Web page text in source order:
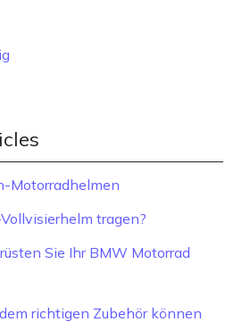
Motorradhelmen
tragen?
Sie Ihr BMW Motorrad
richtigen Zubehör können